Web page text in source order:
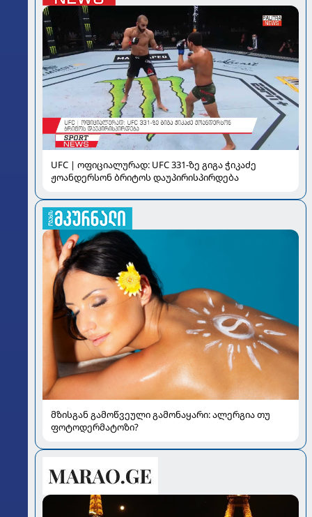
UFC | ოფიციალურად: UFC 331-ზე გიგა ჭიკაძე
ჟოანდერსონ ბრიტოს დაუპირისპირდება
მზისგან გამოწვეული გამონაყარი: ალერგია თუ
ფოტოდერმატოზი?